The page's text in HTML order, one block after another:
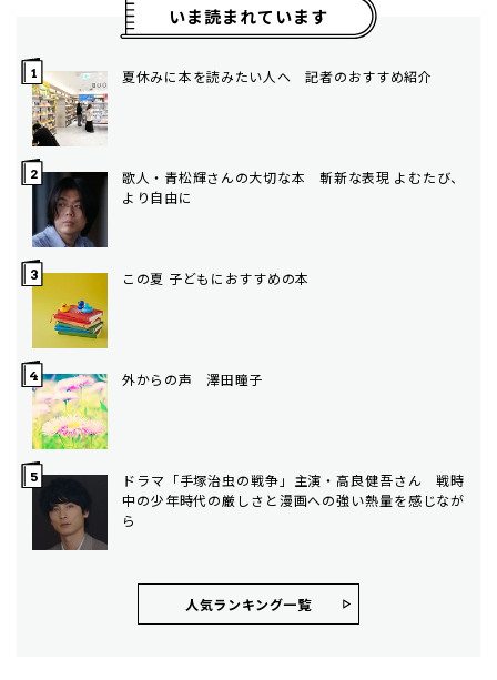
いま読まれています
夏休みに本を読みたい人へ 記者のおすすめ紹介
歌人・青松輝さんの大切な本 斬新な表現 よむたび、
より自由に
この夏 子どもにおすすめの本
外からの声 澤田瞳子
ドラマ「手塚治虫の戦争」主演・高良健吾さん 戦時
中の少年時代の厳しさと漫画への強い熱量を感じなが
ら
人気ランキング⼀覧